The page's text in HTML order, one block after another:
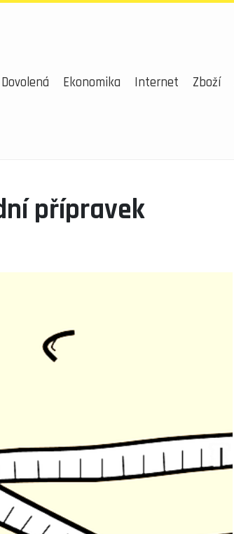
Dovolená Ekonomika Internet Zboží
přípravek